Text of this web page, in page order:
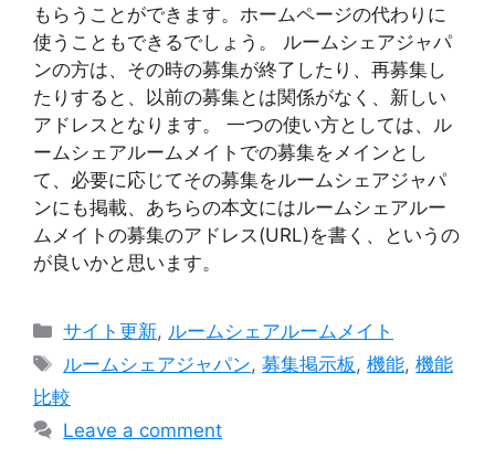
もらうことができます。ホームページの代わりに
使うこともできるでしょう。 ルームシェアジャパ
ンの方は、その時の募集が終了したり、再募集し
たりすると、以前の募集とは関係がなく、新しい
アドレスとなります。 一つの使い方としては、ル
ームシェアルームメイトでの募集をメインとし
て、必要に応じてその募集をルームシェアジャパ
ンにも掲載、あちらの本文にはルームシェアルー
ムメイトの募集のアドレス(URL)を書く、というの
が良いかと思います。
Categories
サイト更新, ルームシェアルームメイト
Tags
ルームシェアジャパン,募集掲示板 ,機能,機能
比較
Leave a comment